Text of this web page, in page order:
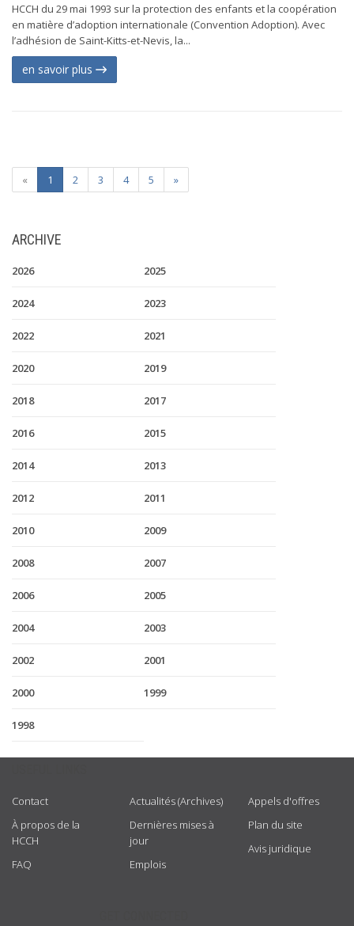
HCCH du 29 mai 1993 sur la protection des enfants et la coopération
en matière d’adoption internationale (Convention Adoption). Avec
l’adhésion de Saint-Kitts-et-Nevis, la...
en savoir plus
« 1 2 3 4 5 »
ARCHIVE
2026 2025
2024 2023
2022 2021
2020 2019
2018 2017
2016 2015
2014 2013
2012 2011
2010 2009
2008 2007
2006 2005
2004 2003
2002 2001
2000 1999
1998
Contact
À propos de la
HCCH
FAQ
Actualités (Archives)
Dernières mises à
jour
Emplois
Appels d'offres
Plan du site
Avis juridique